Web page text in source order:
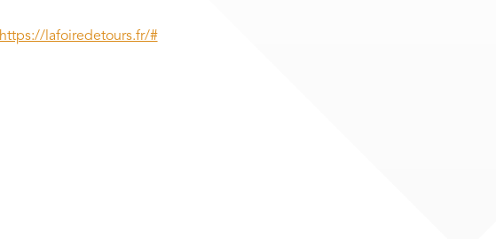
https://lafoiredetours.fr/#